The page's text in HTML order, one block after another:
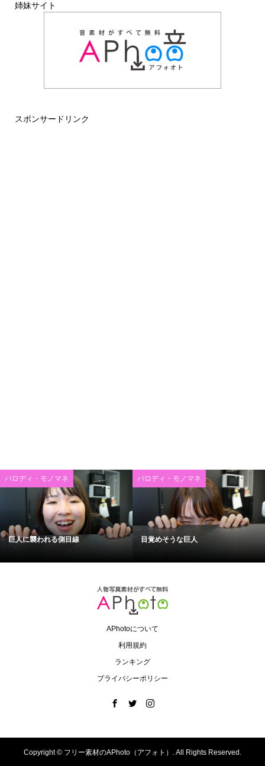
姉妹サイト
スポンサードリンク
パロディ・モノマネ
巨人に襲われる側目線
パロディ・モノマネ
目覚めそうな巨人
APhotoについて
利用規約
ランキング
プライバシーポリシー
Copyright © フリー素材のAPhoto（アフォト）. All Rights Reserved.